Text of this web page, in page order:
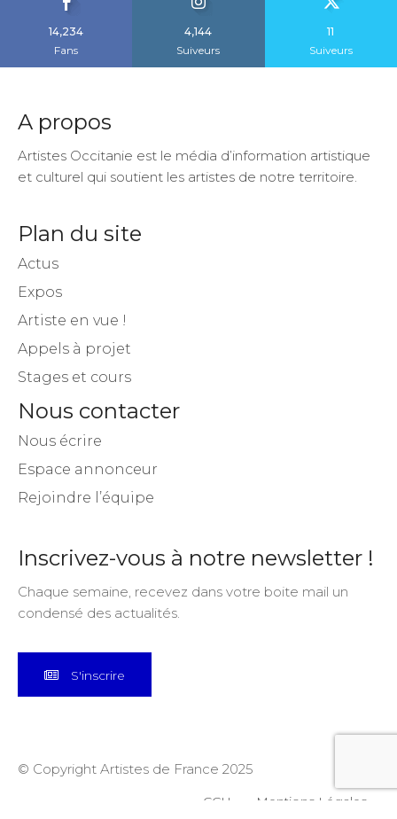
14,234
Fans
4,144
Suiveurs
11
Suiveurs
A propos
Artistes Occitanie est le média d’information artistique
et culturel qui soutient les artistes de notre territoire.
Plan du site
Actus
Expos
Artiste en vue !
Appels à projet
Stages et cours
Nous contacter
Nous écrire
Espace annonceur
Rejoindre l’équipe
Inscrivez-vous à notre newsletter !
Chaque semaine, recevez dans votre boite mail un
condensé des actualités.
S'inscrire
© Copyright Artistes de France 2025
CGU Mentions Légales